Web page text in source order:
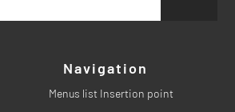
Navigation
Menus list Insertion point